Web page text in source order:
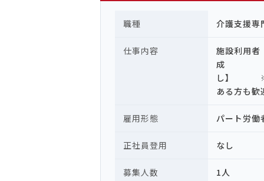
職種 介護支援専
仕事内容
施設利用者
成
し】 ※
ある方も歓
雇用形態 パート労働
正社員登用 なし
募集人数 1人